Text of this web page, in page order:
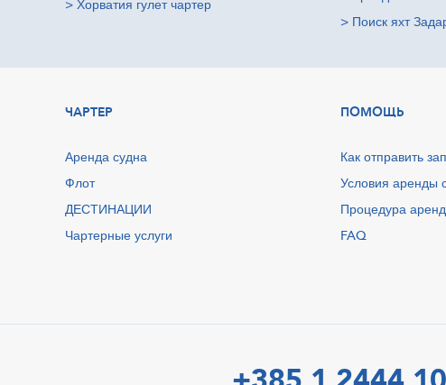
> Хорватия гулет чартер
> Поиск яхт
ЧАРТЕР
Аренда судна
Флот
ДЕСТИНАЦИИ
Чартерные услуги
ПОМОЩЬ
Как отправить
Условия аренды
Процедура
FAQ